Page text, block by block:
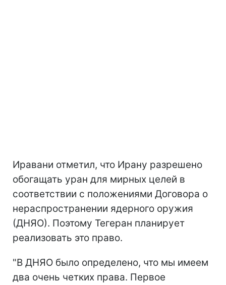
Иравани отметил, что Ирану разрешено
обогащать уран для мирных целей в
соответствии с положениями Договора о
нераспространении ядерного оружия
(ДНЯО). Поэтому Тегеран планирует
реализовать это право.
"В ДНЯО было определено, что мы имеем
два очень четких права. Первое